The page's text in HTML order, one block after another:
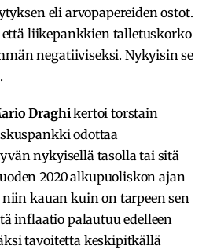
eli arvopapereiden ostot.
että liikepankkien talletuskorko
negatiiviseksi. Nykyisin se
Draghikertoi torstain
odottaa
nykyisellä tasolla tai sitä
2020 alkupuoliskon ajan
niin kauan kuin on tarpeen sen
inflaatio palautuu edelleen
tavoitetta keskipitkällä